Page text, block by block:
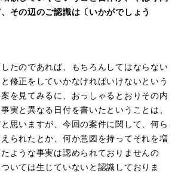
その辺のご認識は〔いかがでしょう
たのであれば、もちろんしてはならない
修正をしていかなければいけないという
を見てみるに、おっしゃるとおりその内
実と異なる日付を書いたということは、
思いますが、今回の案件に関して、何ら
られたとか、何か意図を持ってそれを増
ような事実は認められておりませんの
いては生じていないと認識しておりま